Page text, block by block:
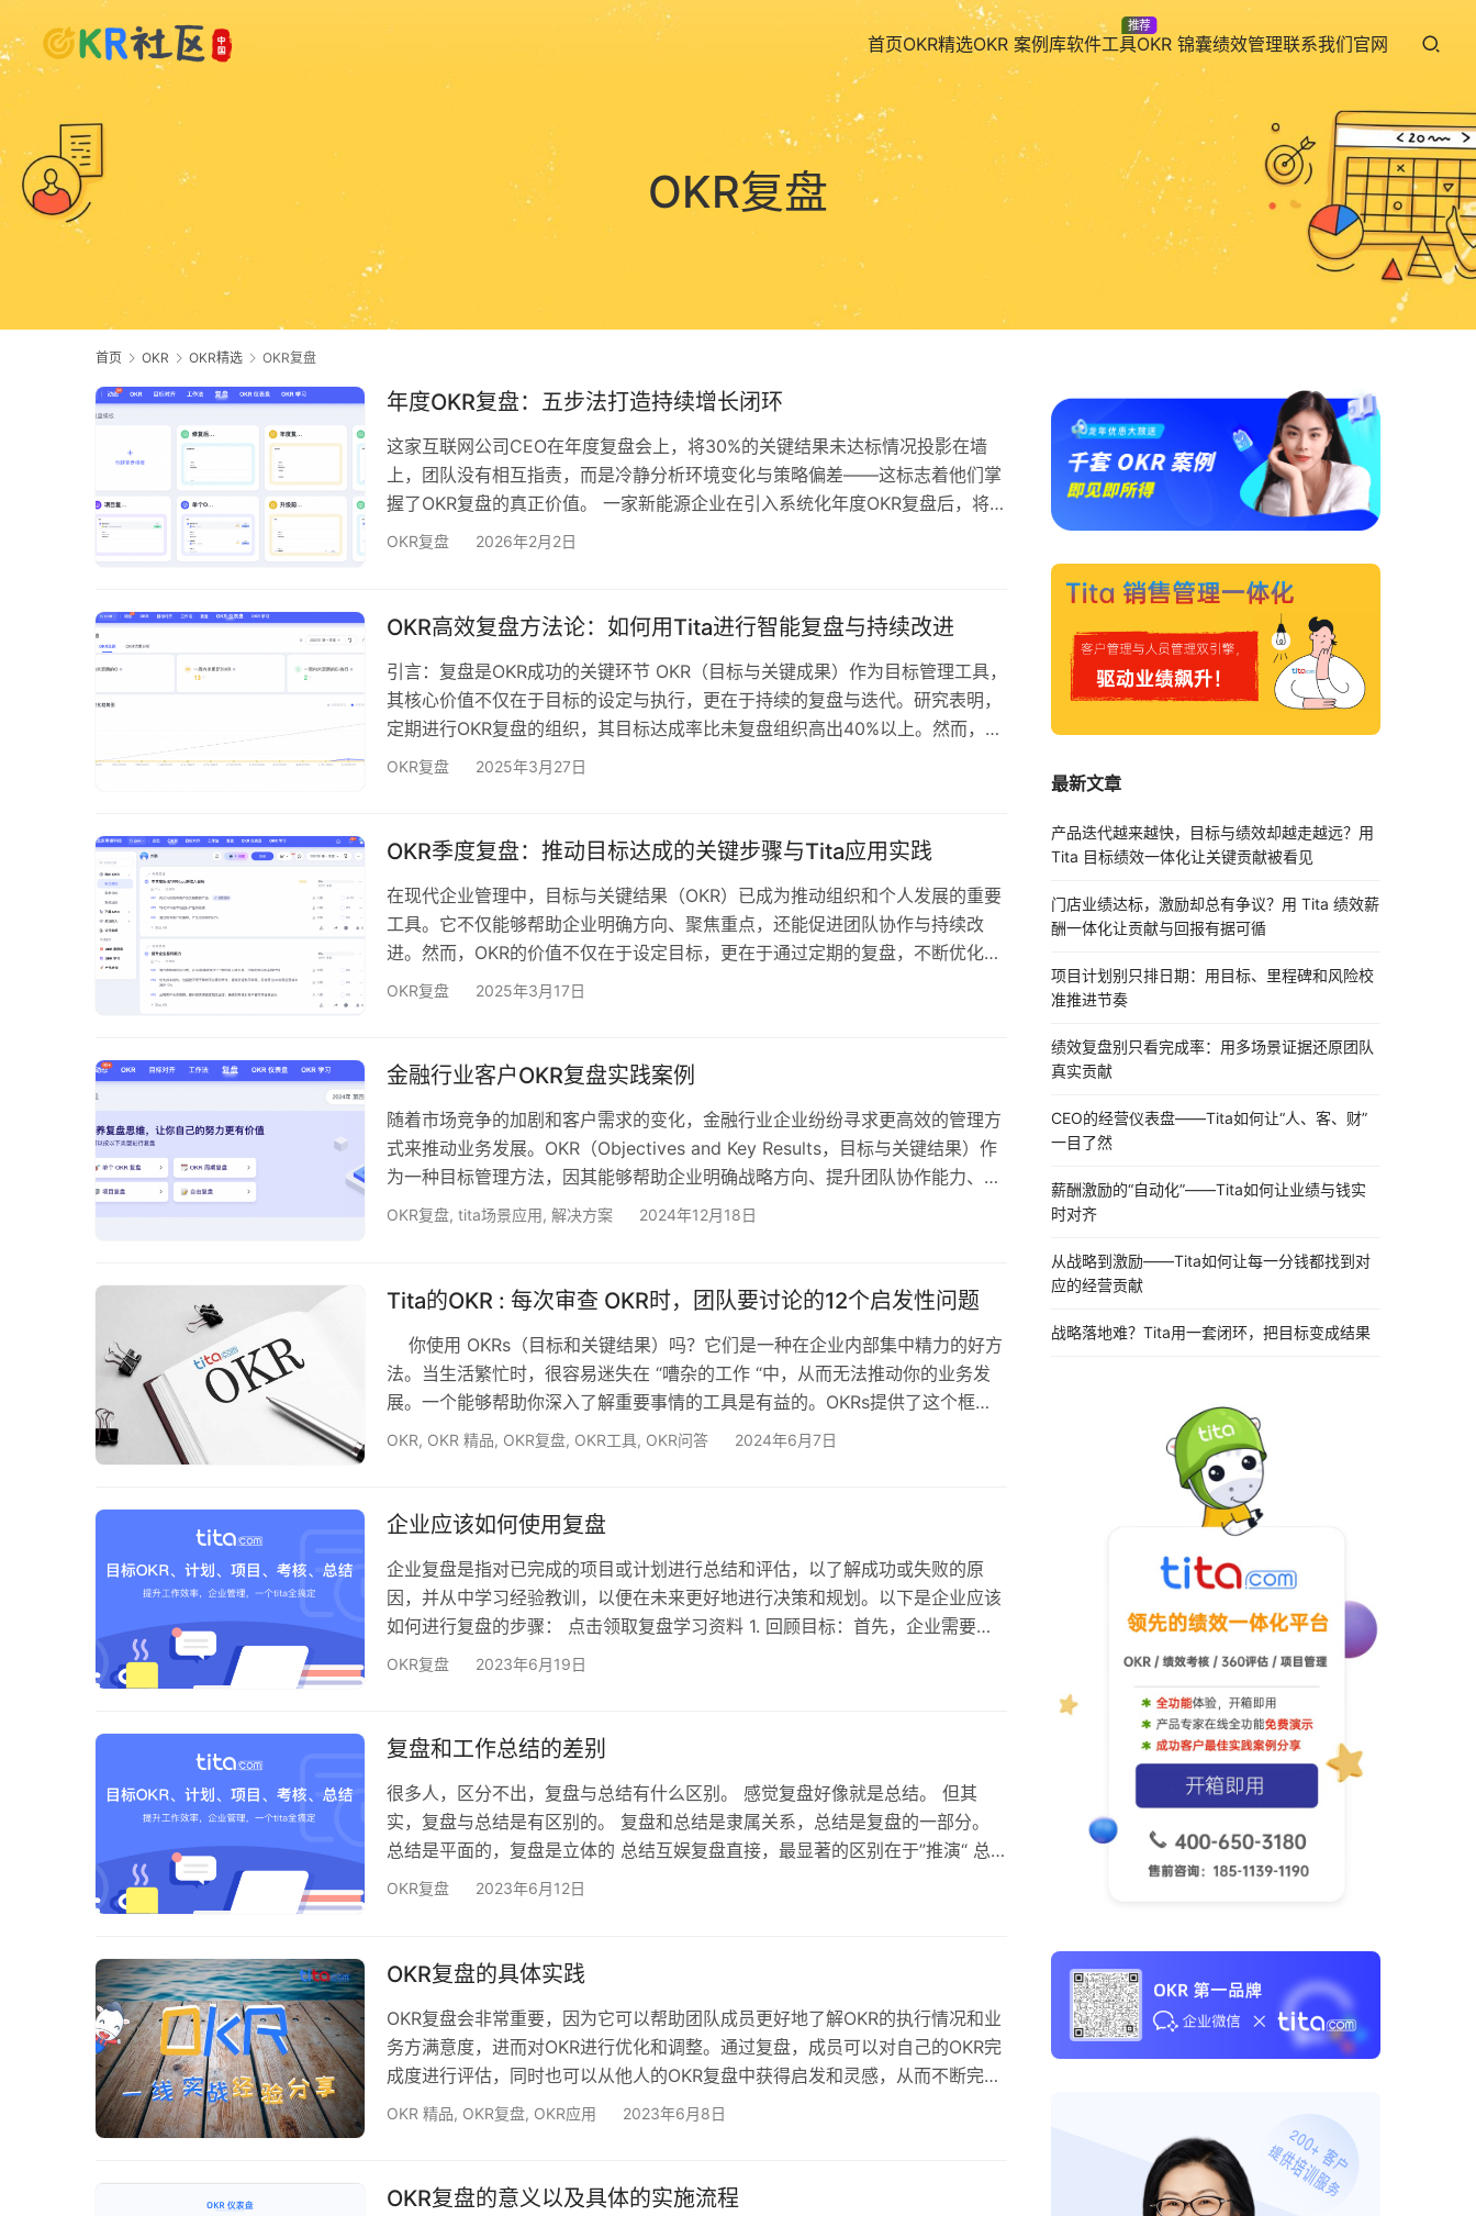
首页OKR精选OKR 案例库软件工具
推荐
OKR 锦囊绩效管理联系我们官网
OKR复盘
首页 OKR OKR精选 OKR复盘
年度OKR复盘：五步法打造持续增长闭环
这家互联网公司CEO在年度复盘会上，将30%的关键结果未达标情况投影在墙
上，团队没有相互指责，而是冷静分析环境变化与策略偏差——这标志着他们掌
握了OKR复盘的真正价值。 一家新能源企业在引入系统化年度OKR复盘后，将战
略调整时间从45天缩短至15天；一家电商平台通过年度复盘识别出关键驱动因
定复盘基础 资料筹备与氛围营造是年度OKR复盘的第一步，需要提…
OKR复盘 2026年2月2日
OKR高效复盘方法论：如何用Tita进行智能复盘与持续改进
引言：复盘是OKR成功的关键环节 OKR（目标与关键成果）作为目标管理工具，
其核心价值不仅在于目标的设定与执行，更在于持续的复盘与迭代。研究表明，
定期进行OKR复盘的组织，其目标达成率比未复盘组织高出40%以上。然而，许
多企业在OKR执行过程中往往忽视复盘，或仅进行简单的进度汇报，未能真正发
合Tita的功能，详细介绍OKR复盘的核心方法与实践步骤。…
OKR复盘 2025年3月27日
OKR季度复盘：推动目标达成的关键步骤与Tita应用实践
在现代企业管理中，目标与关键结果（OKR）已成为推动组织和个人发展的重要
工具。它不仅能够帮助企业明确方向、聚焦重点，还能促进团队协作与持续改
进。然而，OKR的价值不仅在于设定目标，更在于通过定期的复盘，不断优化和
调整，确保目标的有效实现。本文将深入探讨OKR季度复盘的重要性、具体步
总结，它对于组织的持续发展具有重要意义。 二、OKR季度复盘…
OKR复盘 2025年3月17日
金融行业客户OKR复盘实践案例
随着市场竞争的加剧和客户需求的变化，金融行业企业纷纷寻求更高效的管理方
式来推动业务发展。OKR（Objectives and Key Results，目标与关键结果）作
为一种目标管理方法，因其能够帮助企业明确战略方向、提升团队协作能力、激
发创新思维而备受青睐。然而，OKR的成功实施并非一蹴而就，高效的复盘机制
的金融服务提供商，业务范围涵盖银行、证券、保…
OKR复盘, tita场景应用, 解决方案 2024年12月18日
Tita的OKR : 每次审查 OKR时，团队要讨论的12个启发性问题
你使用 OKRs（目标和关键结果）吗？它们是一种在企业内部集中精力的好方
法。当生活繁忙时，很容易迷失在 “嘈杂的工作 “中，从而无法推动你的业务发
展。一个能够帮助你深入了解重要事情的工具是有益的。OKRs提供了这个框
架，使你保持在正确的轨道上。 写好OKR是一门艺术，我们在以前的博客中已经
色的目标。这样…
OKR, OKR 精品, OKR复盘, OKR工具, OKR问答 2024年6月7日
企业应该如何使用复盘
企业复盘是指对已完成的项目或计划进行总结和评估，以了解成功或失败的原
因，并从中学习经验教训，以便在未来更好地进行决策和规划。以下是企业应该
如何进行复盘的步骤： 点击领取复盘学习资料 1. 回顾目标：首先，企业需要明
确复盘的目的，并回顾之前设定的目标和计划。目标应该是明确的、可衡量的和
结果后，企业需要分析成功或失败的原因。这个过程需要深入挖掘，找出根本…
OKR复盘 2023年6月19日
复盘和工作总结的差别
很多人，区分不出，复盘与总结有什么区别。 感觉复盘好像就是总结。 但其
实，复盘与总结是有区别的。 复盘和总结是隶属关系，总结是复盘的一部分。
总结是平面的，复盘是立体的 总结互娱复盘直接，最显著的区别在于”推演“ 总
结，是对事件过程进行梳理，是对已经发生的行为和结果进行描述、分析和归
复盘推演的目标是探究规律，提成解决问题的方法，对未来行动做出指导。 由
OKR复盘 2023年6月12日
OKR复盘的具体实践
OKR复盘会非常重要，因为它可以帮助团队成员更好地了解OKR的执行情况和业
务方满意度，进而对OKR进行优化和调整。通过复盘，成员可以对自己的OKR完
成度进行评估，同时也可以从他人的OKR复盘中获得启发和灵感，从而不断完善
自己的工作方法和目标设定。 点击领取OKR案例库与学习资料 此外，复盘会还
效地召开OKR复盘会，您可以按照以下步骤进行： 对齐认知：首先…
OKR 精品, OKR复盘, OKR应用 2023年6月8日
OKR复盘的意义以及具体的实施流程
最新文章
产品迭代越来越快，目标与绩效却越走越远？用
Tita 目标绩效一体化让关键贡献被看见
门店业绩达标，激励却总有争议？用 Tita 绩效薪
酬一体化让贡献与回报有据可循
项目计划别只排日期：用目标、里程碑和风险校
准推进节奏
绩效复盘别只看完成率：用多场景证据还原团队
真实贡献
CEO的经营仪表盘——Tita如何让“人、客、财”
一目了然
薪酬激励的“自动化”——Tita如何让业绩与钱实
时对齐
从战略到激励——Tita如何让每一分钱都找到对
应的经营贡献
战略落地难？Tita用一套闭环，把目标变成结果